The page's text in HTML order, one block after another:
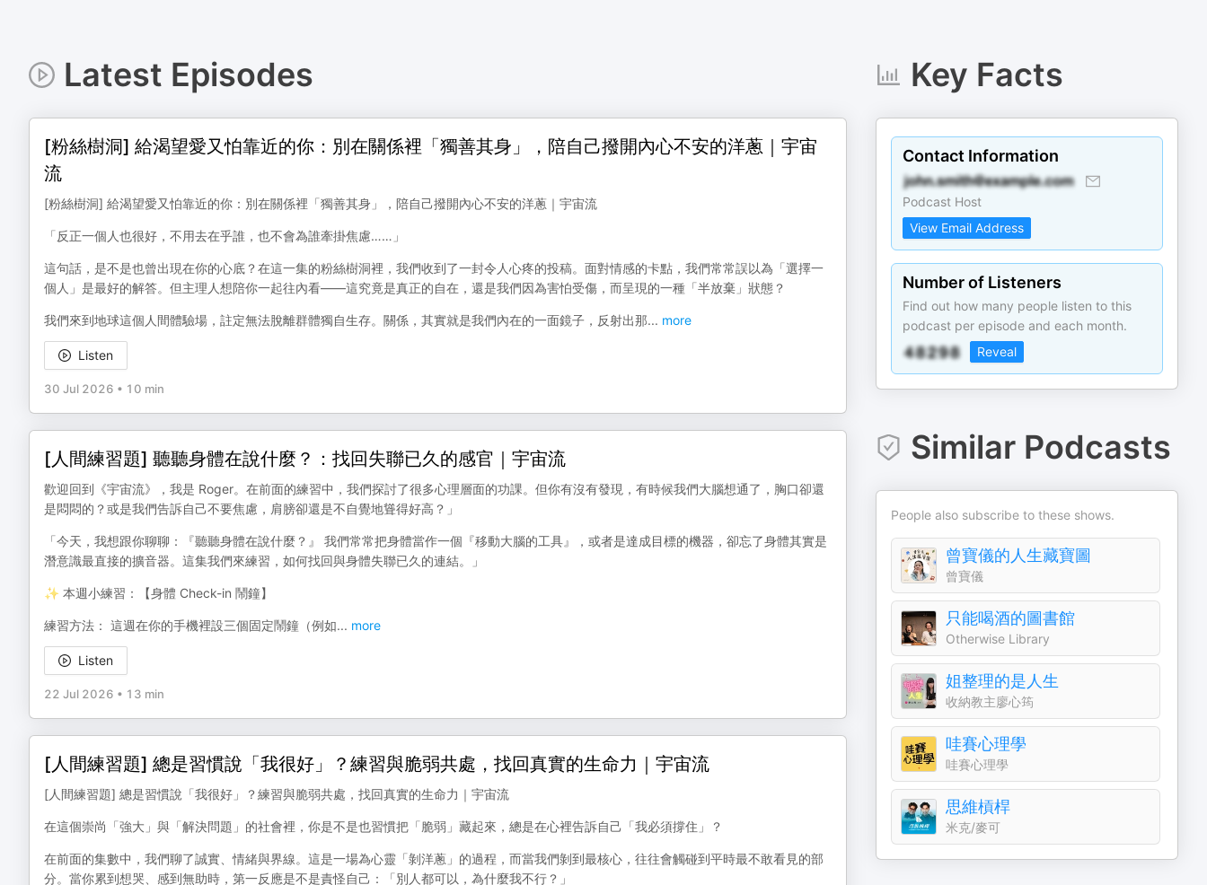
Latest Episodes
[粉絲樹洞] 給渴望愛又怕靠近的你：別在關係裡「獨善其身」，陪自己撥開內心不安的洋蔥｜宇宙
流
[粉絲樹洞] 給渴望愛又怕靠近的你：別在關係裡「獨善其身」，陪自己撥開內心不安的洋蔥｜宇宙流
「反正一個人也很好，不用去在乎誰，也不會為誰牽掛焦慮……」
這句話，是不是也曾出現在你的心底？在這一集的粉絲樹洞裡，我們收到了一封令人心疼的投稿。面對情感的卡點，我們常常誤以為「選擇一
個人」是最好的解答。但主理人想陪你一起往內看——這究竟是真正的自在，還是我們因為害怕受傷，而呈現的一種「半放棄」狀態？
我們來到地球這個人間體驗場，註定無法脫離群體獨自生存。關係，其實就是我們內在的一面鏡子，反射出那... more
Listen
30 Jul 2026 • 10 min
[人間練習題] 聽聽身體在說什麼？：找回失聯已久的感官｜宇宙流
歡迎回到《宇宙流》，我是 Roger。在前面的練習中，我們探討了很多心理層面的功課。但你有沒有發現，有時候我們大腦想通了，胸口卻還
是悶悶的？或是我們告訴自己不要焦慮，肩膀卻還是不自覺地聳得好高？」
「今天，我想跟你聊聊：『聽聽身體在說什麼？』 我們常常把身體當作一個『移動大腦的工具』，或者是達成目標的機器，卻忘了身體其實是
潛意識最直接的擴音器。這集我們來練習，如何找回與身體失聯已久的連結。」
✨ 本週小練習：【身體 Check-in 鬧鐘】
練習方法： 這週在你的手機裡設三個固定鬧鐘（例如... more
Listen
22 Jul 2026 • 13 min
[人間練習題] 總是習慣說「我很好」？練習與脆弱共處，找回真實的生命力｜宇宙流
[人間練習題] 總是習慣說「我很好」？練習與脆弱共處，找回真實的生命力｜宇宙流
在這個崇尚「強大」與「解決問題」的社會裡，你是不是也習慣把「脆弱」藏起來，總是在心裡告訴自己「我必須撐住」？
在前面的集數中，我們聊了誠實、情緒與界線。這是一場為心靈「剝洋蔥」的過程，而當我們剝到最核心，往往會觸碰到平時最不敢看見的部
分。當你累到想哭、感到無助時，第一反應是不是責怪自己：「別人都可以，為什麼我不行？」
Key Facts
Contact Information
Podcast Host
View Email Address
Number of Listeners
Find out how many people listen to this
podcast per episode and each month.
Reveal
Similar Podcasts
People also subscribe to these shows.
曾寶儀的人生藏寶圖
曾寶儀
只能喝酒的圖書館
Otherwise Library
姐整理的是人生
收納教主廖心筠
哇賽心理學
哇賽心理學
思維槓桿
米克/麥可